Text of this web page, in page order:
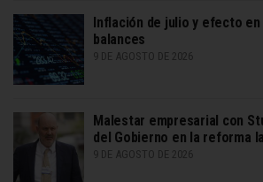
Inflación de julio y efecto en
balances
9 DE AGOSTO DE 2026
Malestar empresarial con
del Gobierno en la reforma
9 DE AGOSTO DE 2026